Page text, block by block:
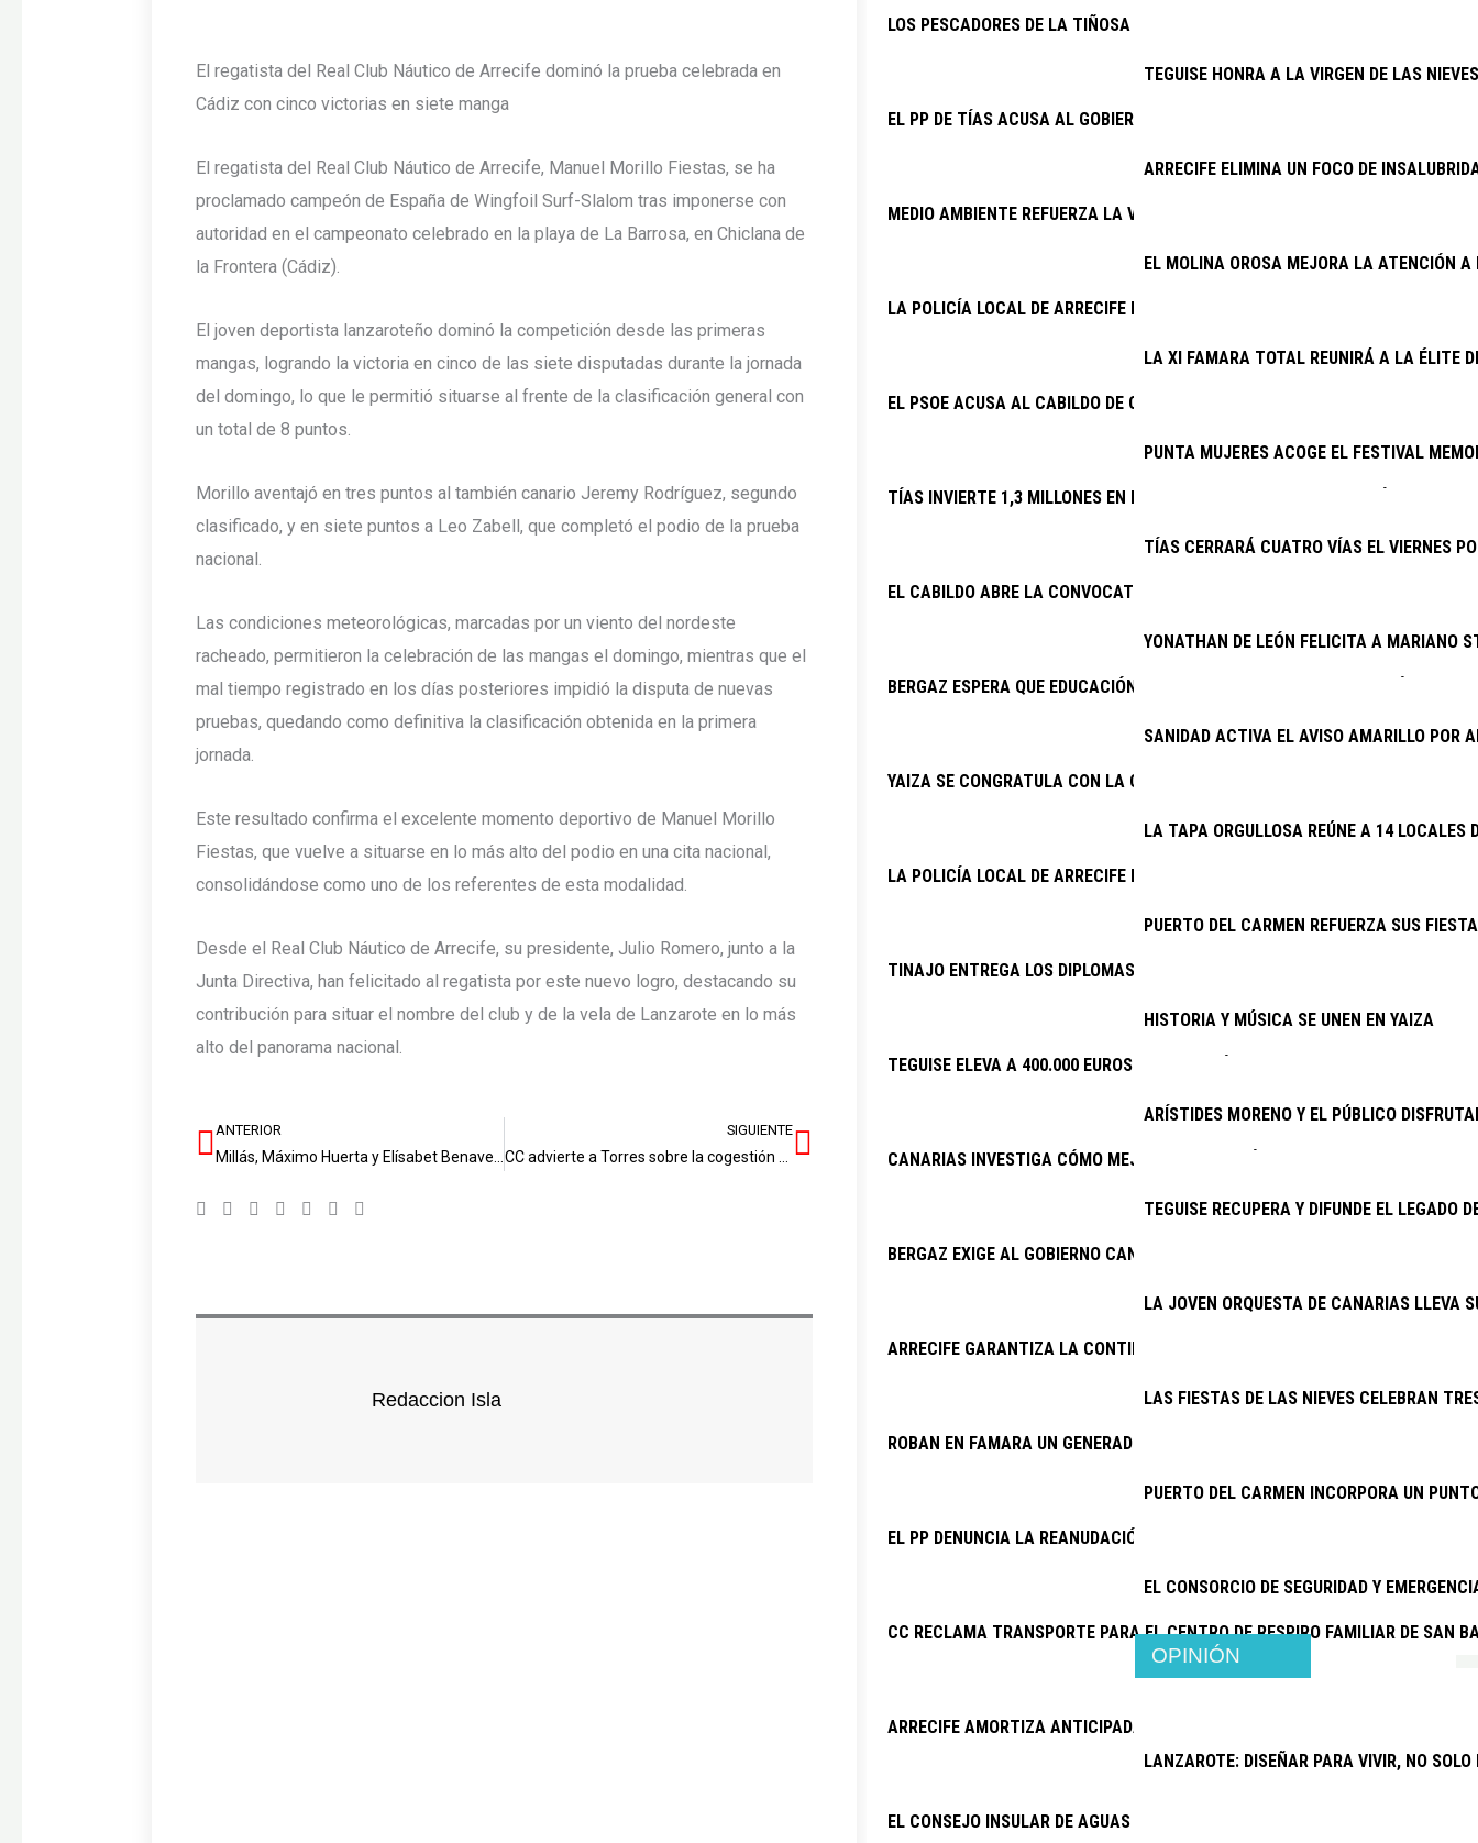
El regatista del Real Club Náutico de Arrecife dominó la prueba celebrada en
Cádiz con cinco victorias en siete manga
El regatista del Real Club Náutico de Arrecife, Manuel Morillo Fiestas, se ha
proclamado campeón de España de Wingfoil Surf-Slalom tras imponerse con
autoridad en el campeonato celebrado en la playa de La Barrosa, en Chiclana de
la Frontera (Cádiz).
El joven deportista lanzaroteño dominó la competición desde las primeras
mangas, logrando la victoria en cinco de las siete disputadas durante la jornada
del domingo, lo que le permitió situarse al frente de la clasificación general con
un total de 8 puntos.
Morillo aventajó en tres puntos al también canario Jeremy Rodríguez, segundo
clasificado, y en siete puntos a Leo Zabell, que completó el podio de la prueba
nacional.
Las condiciones meteorológicas, marcadas por un viento del nordeste
racheado, permitieron la celebración de las mangas el domingo, mientras que el
mal tiempo registrado en los días posteriores impidió la disputa de nuevas
pruebas, quedando como definitiva la clasificación obtenida en la primera
jornada.
Este resultado confirma el excelente momento deportivo de Manuel Morillo
Fiestas, que vuelve a situarse en lo más alto del podio en una cita nacional,
consolidándose como uno de los referentes de esta modalidad.
Desde el Real Club Náutico de Arrecife, su presidente, Julio Romero, junto a la
Junta Directiva, han felicitado al regatista por este nuevo logro, destacando su
contribución para situar el nombre del club y de la vela de Lanzarote en lo más
alto del panorama nacional.
Ant
ANTERIOR SIGUIENTESiguiente
Redaccion Isla
LOS PESCADORES DE LA TIÑOSA DENUNCIAN LOS CONTINUOS CORTES DE LUZ
EL PP DE TÍAS ACUSA AL GOBIERNO DE INCAPACIDAD CON EL PLAN DE
MEDIO AMBIENTE REFUERZA LA VIGILANCIA EN LOS COTOS DE CAZA DE
LA POLICÍA LOCAL DE ARRECIFE DETIENE A DOS VARONES EXTRANJEROS
EL PSOE ACUSA AL CABILDO DE CONOCER DESDE 2025 EL DERRIBO DE LA
TÍAS INVIERTE 1,3 MILLONES EN RENOVAR EL ALUMBRADO DE 32 VÍAS
EL CABILDO ABRE LA CONVOCATORIA DE SUBVENCIONES PARA LA
BERGAZ ESPERA QUE EDUCACIÓN CUMPLA E INICIE LA CONTRATACIÓN DEL
YAIZA SE CONGRATULA CON LA CONTINUIDAD DEL PROYECTO DE
LA POLICÍA LOCAL DE ARRECIFE DETIENE A DOS VARONES POR PRESUNTO
TINAJO ENTREGA LOS DIPLOMAS DE LA ESCUELA DE CUIDADOS
TEGUISE ELEVA A 400.000 EUROS LA INVERSIÓN EN PLANES DE EMPLEO
CANARIAS INVESTIGA CÓMO MEJORAR EL PRONÓSTICO DEL TRASPLANTE
BERGAZ EXIGE AL GOBIERNO CANARIO ENMENDAR EL ERROR DE 2025 Y
ARRECIFE GARANTIZA LA CONTINUIDAD DE LA LIMPIEZA VIARIA Y LA
ROBAN EN FAMARA UN GENERADOR DEL CINE AMBULANTE
EL PP DENUNCIA LA REANUDACIÓN DE LAS OBRAS DE LA ANTENA DE
CC RECLAMA TRANSPORTE PARA EL CENTRO DE RESPIRO FAMILIAR DE SAN
ARRECIFE AMORTIZA ANTICIPADAMENTE 11,46 MILLONES DE EUROS DE
EL CONSEJO INSULAR DE AGUAS ABORDA PROYECTOS POR MÁS DE 6,4
TEGUISE HONRA A LA VIRGEN DE LAS
ARRECIFE ELIMINA UN FOCO DE
EL MOLINA OROSA MEJORA LA ATENCIÓN
LA XI FAMARA TOTAL REUNIRÁ A LA ÉLITE
PUNTA MUJERES ACOGE EL FESTIVAL
TÍAS CERRARÁ CUATRO VÍAS EL VIERNES
YONATHAN DE LEÓN FELICITA A MARIANO
SANIDAD ACTIVA EL AVISO AMARILLO POR
LA TAPA ORGULLOSA REÚNE A 14 LOCALES
PUERTO DEL CARMEN REFUERZA SUS
HISTORIA Y MÚSICA SE UNEN EN YAIZA
ARÍSTIDES MORENO Y EL PÚBLICO
TEGUISE RECUPERA Y DIFUNDE EL
LA JOVEN ORQUESTA DE CANARIAS LLEVA
LAS FIESTAS DE LAS NIEVES CELEBRAN
PUERTO DEL CARMEN INCORPORA UN
EL CONSORCIO DE SEGURIDAD Y
OPINIÓN
LANZAROTE: DISEÑAR PARA VIVIR, NO